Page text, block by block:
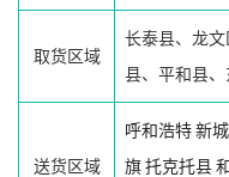
取货区域
长泰县、龙
县、平和县、
送货区域
呼和浩特新
旗托克托县